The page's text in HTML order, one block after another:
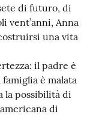
di futuro, di
vent’anni, Anna
una vita
il padre è
è malata
la possibilità di
di